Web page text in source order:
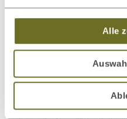
Alle
Sensibilitätsstörungen
auftreten. Auch
meist spezielle
Ein Hexenschuss ist eine
Erscheinung. Dennoch
Schulter nehmen. 1. ist